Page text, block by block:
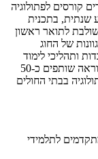
קורסים לפתולוגיה
שנתית, בתכנית
לתואר ראשון
של החוג
ותהליכי לימוד
עצמיים המשולבים במטלות ממוחשבות. בהוראה שותפים כ-50
בבתי החולים
לתלמידי